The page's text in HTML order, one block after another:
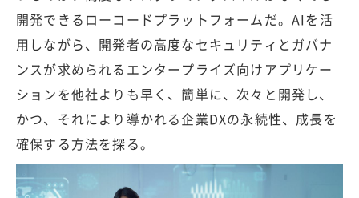
開発できるローコードプラットフォームだ。AIを活
用しながら、開発者の高度なセキュリティとガバナ
ンスが求められるエンタープライズ向けアプリケー
ションを他社よりも早く、簡単に、次々と開発し、
かつ、それにより導かれる企業DXの永続性、成長を
確保する方法を探る。